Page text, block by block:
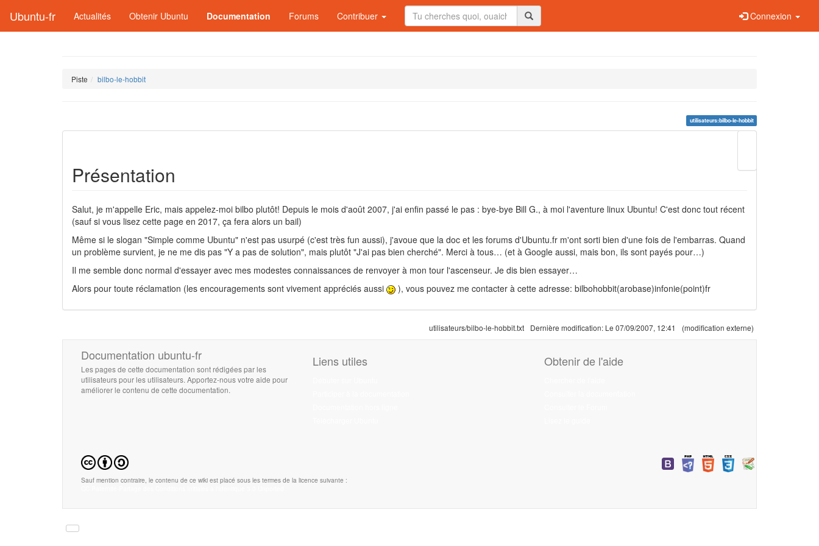
Ubuntu-fr Actualités Obtenir Ubuntu Documentation Forums Contribuer Connexion
Piste bilbo-le-hobbit
utilisateurs:bilbo-le-hobbit
page
Liens
Présentation
Salut, je m'appelle Eric, mais appelez-moi bilbo plutôt! Depuis le mois d'août 2007, j'ai enfin passé le pas : bye-bye Bill G., à moi l'aventure linux Ubuntu! C'est donc tout récent
(sauf si vous lisez cette page en 2017, ça fera alors un bail)
Même si le slogan "Simple comme Ubuntu" n'est pas usurpé (c'est très fun aussi), j'avoue que la doc et les forums d'Ubuntu.fr m'ont sorti bien d'une fois de l'embarras. Quand
un problème survient, je ne me dis pas "Y a pas de solution", mais plutôt "J'ai pas bien cherché". Merci à tous… (et à Google aussi, mais bon, ils sont payés pour…)
Il me semble donc normal d'essayer avec mes modestes connaissances de renvoyer à mon tour l'ascenseur. Je dis bien essayer…
Alors pour toute réclamation (les encouragements sont vivement appréciés aussi
), vous pouvez me contacter à cette adresse: bilbohobbit(arobase)infonie(point)fr
utilisateurs/bilbo-le-hobbit.txt Dernière modification: Le 07/09/2007, 12:41 (modification externe)
Documentation ubuntu-fr
Les pages de cette documentation sont rédigées par les
utilisateurs pour les utilisateurs. Apportez-nous votre aide pour
améliorer le contenu de cette documentation.
Liens utiles Obtenir de l'aide
Sauf mention contraire, le contenu de ce wiki est placé sous les termes de la licence suivante :